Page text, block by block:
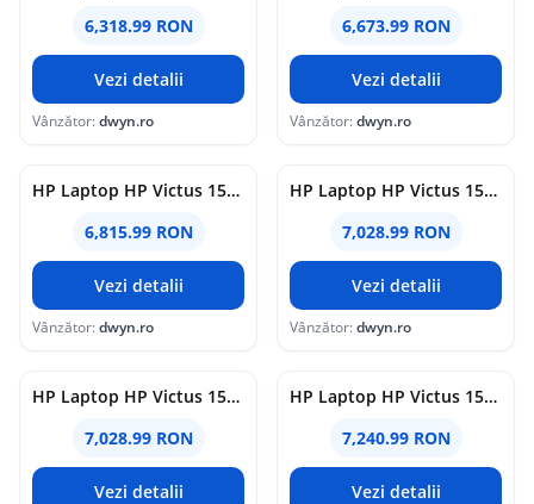
6,318.99 RON
Vezi detalii
Vânzător:dwyn.ro
6,673.99 RON
Vezi detalii
Vânzător:dwyn.ro
HP Laptop HP Victus 15-fa2105nn, Intel Core i7-13620H, 15.6 inch, RAM 24GB, SSD 1TB, nVidia GeForce RTX 5050 8GB, Free DOS, Negru
6,815.99 RON
Vezi detalii
Vânzător:dwyn.ro
HP Laptop HP Victus 15-fa2104nn, Intel Core i7-14650HX, 15.6 inch, RAM 24GB, SSD 1TB, nVidia GeForce RTX 4050 6GB, Free DOS, Negru
7,028.99 RON
Vezi detalii
Vânzător:dwyn.ro
HP Laptop HP Victus 15-fa2103nn, Intel Core i7-13650HX, 15.6 inch, RAM 24GB, SSD 1TB, nVidia GeForce RTX 4050 6GB, Free DOS, Negru
7,028.99 RON
Vezi detalii
HP Laptop HP Victus 15-fa2102nn, Intel Core 5 210H, 15.6 inch, RAM 24GB, SSD 1TB, nVidia GeForce RTX 5060 8GB, Free DOS, Negru
7,240.99 RON
Vezi detalii